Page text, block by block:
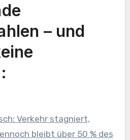
– und
bleibt über 50 % des